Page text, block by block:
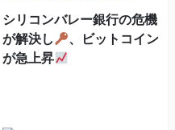
シリコンバレー銀行の危機
が解決し
、ビットコイン
が急上昇